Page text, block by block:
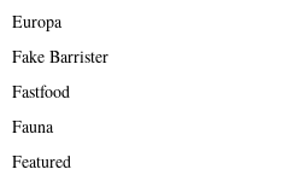
Europa
Fake Barrister
Fastfood
Fauna
Featured